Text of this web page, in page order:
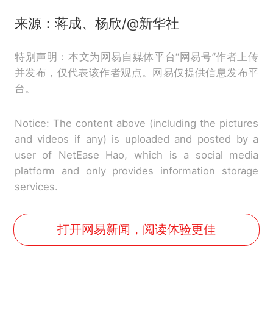
来源：蒋成、杨欣/@新华社
特别声明：本文为网易自媒体平台“网易号”作者上传
并发布，仅代表该作者观点。网易仅提供信息发布平
台。
Notice: The content above (including the pictures
and videos if any) is uploaded and posted by a
user of NetEase Hao, which is a social media
platform and only provides information storage
services.
打开网易新闻，阅读体验更佳